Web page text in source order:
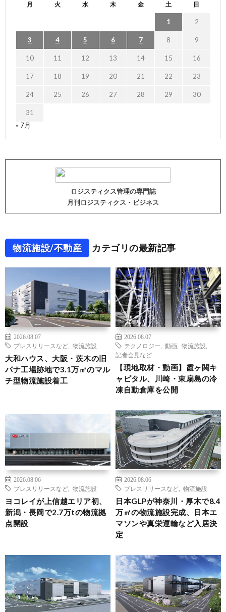
月 火 水 木 金 土 日
1 2
3 4 5 6 7 8 9
10 11 12 13 14 15 16
17 18 19 20 21 22 23
24 25 26 27 28 29 30
31
« 7月
ロジスティクス管理の専門誌
月刊ロジスティクス・ビジネス
物流施設/不動産 カテゴリの最新記事
2026.08.07
プレスリリースなど
物流施設
大和ハウス、大阪・茨木の旧
パナ工場跡地で3.1万㎡のマル
チ型物流施設着工
2026.08.07
テクノロジー
動画 物流施設
記者会見など
【現地取材・動画】霞ヶ関キ
ャピタル、川崎・東扇島の冷
凍自動倉庫を公開
2026.08.06
プレスリリースなど
物流施設
ヨコレイが上信越エリア初、
新潟・長岡で2.7万tの物流拠
点開設
2026.08.06
プレスリリースなど
物流施設
日本GLPが神奈川・厚木で8.4
万㎡の物流施設完成、日本エ
マソンや真栄運輸など入居決
定